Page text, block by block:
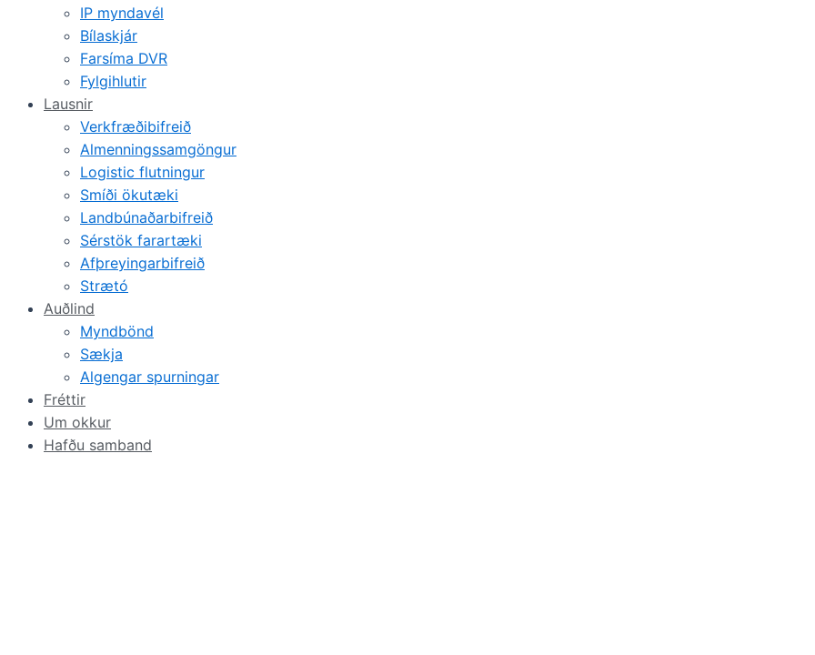
IP myndavél
Bílaskjár
Farsíma DVR
Fylgihlutir
Lausnir
Verkfræðibifreið
Almenningssamgöngur
Logistic flutningur
Smíði ökutæki
Landbúnaðarbifreið
Sérstök farartæki
Afþreyingarbifreið
Strætó
Auðlind
Myndbönd
Sækja
Algengar spurningar
Fréttir
Um okkur
Hafðu samband